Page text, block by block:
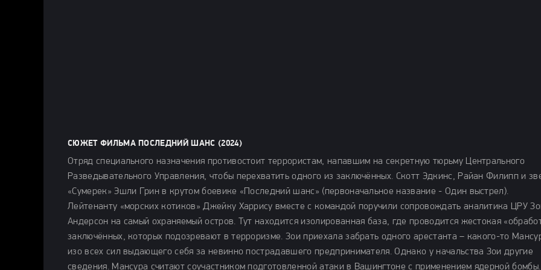
СЮЖЕТ ФИЛЬМА ПОСЛЕДНИЙ ШАНС (2024)
Отряд специального назначения противостоит террористам, напавшим на секретную тюрьму Центрального
Разведывательного Управления, чтобы перехватить одного из заключённых. Скотт Эдкинс, Райан Филипп и
«Сумерек» Эшли Грин в крутом боевике «Последний шанс» (первоначальное название - Один выстрел).
Лейтенанту «морских котиков» Джейку Харрису вместе с командой поручили сопровождать аналитика ЦРУ
Андерсон на самый охраняемый остров. Тут находится изолированная база, где проводится жестокая
заключённых, которых подозревают в терроризме. Зои приехала забрать одного арестанта – какого-то
изо всех сил выдающего себя за невинно пострадавшего предпринимателя. Однако у начальства Зои другие
сведения. Мансура считают соучастником подготовленной атаки в Вашингтоне с применением ядерной бомбы.